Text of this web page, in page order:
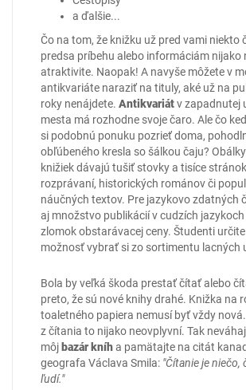
a ďalšie...
Čo na tom, že knižku už pred vami niekto
predsa príbehu alebo informáciám nijako
atraktivite. Naopak! A navyše môžete v
antikvariáte naraziť na tituly, aké už na
roky nenájdete. Antikvariátv zapadnutej
mesta má rozhodne svoje čaro. Ale čo
si podobnú ponuku pozrieť doma,
obľúbeného kresla so šálkou čaju?
knižiek dávajú tušiť stovky a tisíce
rozprávaní, historických románov či
náučných textov. Pre jazykovo zdatných
aj množstvo publikácií v cudzích jazykoch
zlomok obstarávacej ceny. Študenti
možnosť vybrať si zo sortimentu lacných
Bola by veľká škoda prestať čítať alebo
preto, že sú nové knihy drahé. Knižka na
toaletného papiera nemusí byť vždy
z čítania to nijako neovplyvní. Tak
môj bazár kníha pamätajte na citát
geografa Václava Smila: "Čítanie je niečo,
ľudí."